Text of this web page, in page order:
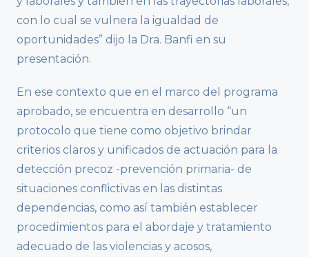
con lo cual se vulnera la igualdad de
oportunidades” dijo la Dra. Banfi en su
presentación.
En ese contexto que en el marco del programa
aprobado, se encuentra en desarrollo “un
protocolo que tiene como objetivo brindar
criterios claros y unificados de actuación para la
detección precoz -prevención primaria- de
situaciones conflictivas en las distintas
dependencias, como así también establecer
procedimientos para el abordaje y tratamiento
adecuado de las violencias y acosos,